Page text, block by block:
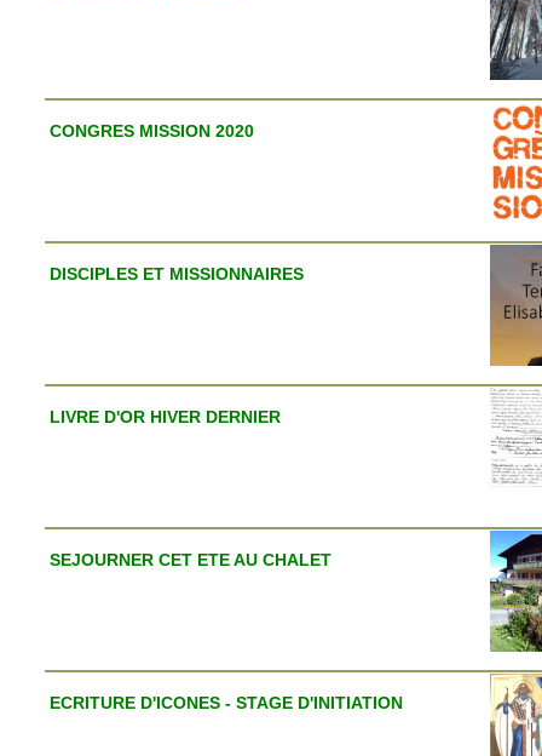
CONGRES MISSION 2020
DISCIPLES ET MISSIONNAIRES
LIVRE D'OR HIVER DERNIER
SEJOURNER CET ETE AU CHALET
ECRITURE D'ICONES - STAGE D'INITIATION